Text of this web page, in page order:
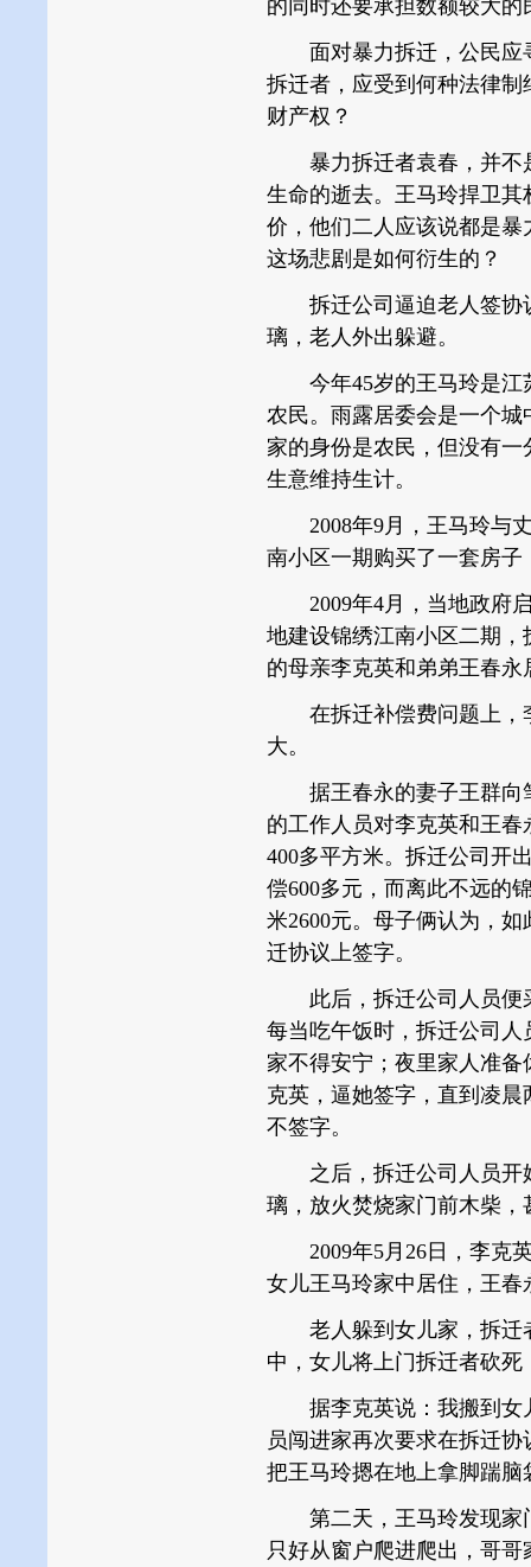
的同时还要承担数额较大的
面对暴力拆迁，公民应
拆迁者，应受到何种法律
财产权？
暴力拆迁者袁春，并不
生命的逝去。王马玲捍卫
价，他们二人应该说都是
这场悲剧是如何衍生的？
拆迁公司逼迫老人签协
璃，老人外出躲避。
今年45岁的王马玲是江
农民。雨露居委会是一个
家的身份是农民，但没有
生意维持生计。
2008年9月，王马玲与丈
南小区一期购买了一套房
2009年4月，当地政府启
地建设锦绣江南小区二期
的母亲李克英和弟弟王春
在拆迁补偿费问题上，
大。
据王春永的妻子王群向
的工作人员对李克英和王
400多平方米。拆迁公司开
偿600多元，而离此不远的
米2600元。母子俩认为，
迁协议上签字。
此后，拆迁公司人员便
每当吃午饭时，拆迁公司
家不得安宁；夜里家人准
克英，逼她签字，直到凌
不签字。
之后，拆迁公司人员开
璃，放火焚烧家门前木柴，
2009年5月26日，李克英
女儿王马玲家中居住，王
老人躲到女儿家，拆迁
中，女儿将上门拆迁者砍
据李克英说：我搬到女
员闯进家再次要求在拆迁
把王马玲摁在地上拿脚踹
第二天，王马玲发现家
只好从窗户爬进爬出，哥